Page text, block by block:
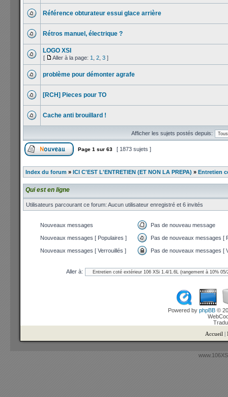
Référence obturateur essui glace arrière
Rétros manuel, électrique ?
LOGO XSI
[ Aller à la page: 1 2 3 ]
problème pour démonter agrafe
[RCH] Pieces pour TO
Cache anti brouillard !
Afficher les sujets postés depuis:
Page 1 sur 63 [ 1873 sujets ]
Index du forum » ICI C'EST L'ENTRETIEN (ET NON LA PREPA) » Entretien
Qui est en ligne
Utilisateurs parcourant ce forum: Aucun utilisateur enregistré et 6 invités
Nouveaux messages Pas de nouveau message
Nouveaux messages [ Populaires ] Pas de nouveaux messages [
Nouveaux messages [ Verrouillés ] Pas de nouveaux messages [
Aller à:
Powered by phpBB ©
Accueil |